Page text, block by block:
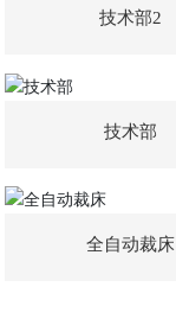
技术部2
技术部
全自动裁床